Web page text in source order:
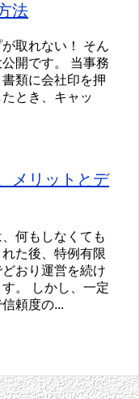
法
取れない！ そん
開です。 当事務
類に会社印を押
とき、キャッ
メリットとデ
何もしなくても
た後、特例有限
おり運営を続け
。 しかし、一定
頼度の...